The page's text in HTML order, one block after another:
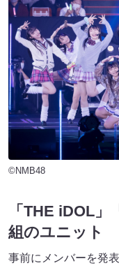
©NMB48
「THE iDOL
組のユニット
事前にメンバーを発